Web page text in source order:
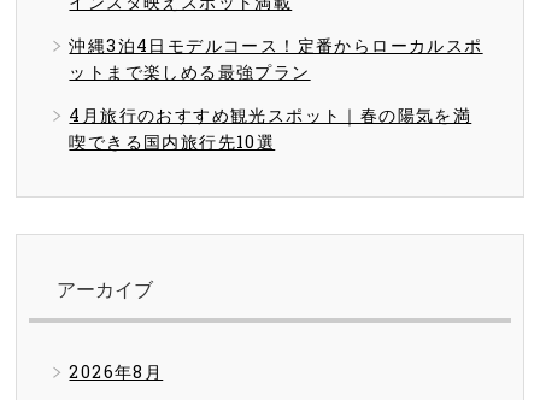
沖縄3泊4日モデルコース！定番からローカルスポ
ットまで楽しめる最強プラン
4月旅行のおすすめ観光スポット｜春の陽気を満
喫できる国内旅行先10選
アーカイブ
2026年8月